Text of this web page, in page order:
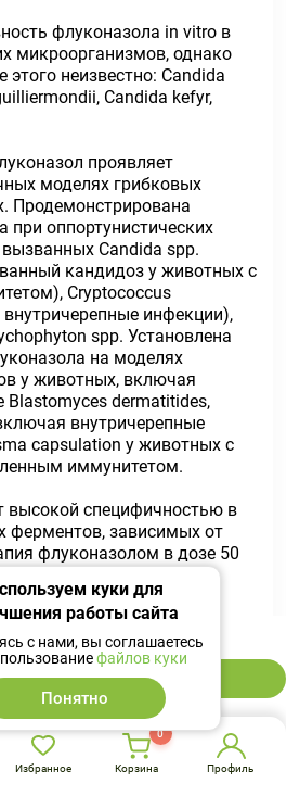
39 ₽
В корзину
флуконазола in vitro в
микроорганизмов, однако
этого неизвестно: Candida
Candida kefyr,
проявляет
моделях грибковых
Продемонстрирована
при оппортунистических
Candida spp.
кандидоз у животных с
Cryptococcus
инфекции),
spp. Установлена
на моделях
у животных, включая
dermatitides,
внутричерепные
capsulation у животных с
иммунитетом.
высокой специфичностью в
ферментов, зависимых от
флуконазолом в дозе 50
дней не влияет на
в плазме крови у
стероидов у женщин
400 мг/сут нe оказывает
влияния на уровни
и их реакцию на стимуляцию
гормона (АКТГ) у здоровых
Избранное Корзина
0
Профиль
куки для
работы сайта
с нами, вы соглашаетесь
файлов куки
Понятно